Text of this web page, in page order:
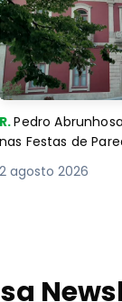
R.Pedro
nas Festas de
2 agosto 2026